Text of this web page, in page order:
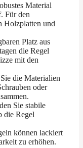
Material
Für den
Holzplatten und
Platz aus
die Regel
mit den
die Materialien
oder
Sie stabile
die Regel
können lackiert
zu erhöhen.